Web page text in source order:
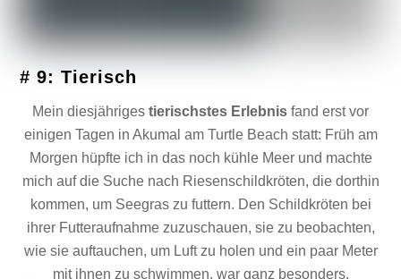
# 9: Tierisch
Mein diesjähriges tierischstes Erlebnis fand erst vor
einigen Tagen in Akumal am Turtle Beach statt: Früh am
Morgen hüpfte ich in das noch kühle Meer und machte
mich auf die Suche nach Riesenschildkröten, die dorthin
kommen, um Seegras zu futtern. Den Schildkröten bei
ihrer Futteraufnahme zuzuschauen, sie zu beobachten,
wie sie auftauchen, um Luft zu holen und ein paar Meter
mit ihnen zu schwimmen, war ganz besonders.